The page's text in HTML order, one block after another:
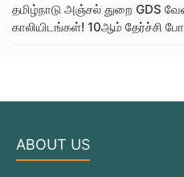
தமிழ்நாடு அஞ்சல் துறை GDS
காலியிடங்கள்! 10ஆம் தேர்ச்சி
ABOUT US